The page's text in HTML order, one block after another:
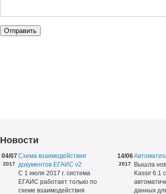
Новости
04/07
2017
Схема взаимодействия
документов ЕГАИС v2
С 1 июля 2017 г. система
ЕГАИС работает только по
схеме взаимодействия
14/06
2017
Вышла
Kassir 6.1
данных